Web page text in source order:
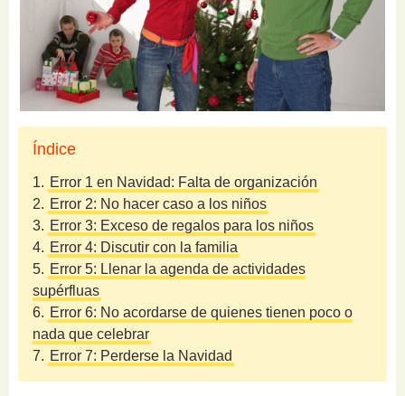
Índice
1. Error 1 en Navidad: Falta de organización
2. Error 2: No hacer caso a los niños
3. Error 3: Exceso de regalos para los niños
4. Error 4: Discutir con la familia
5. Error 5: Llenar la agenda de actividades
supérfluas
6. Error 6: No acordarse de quienes tienen poco o
nada que celebrar
7. Error 7: Perderse la Navidad